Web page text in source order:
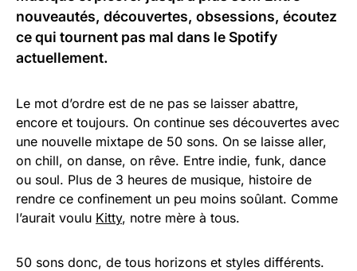
nouveautés, découvertes, obsessions, écoutez
ce qui tournent pas mal dans leSpotify
actuellement.
Le mot d’ordre est de ne pas se laisser abattre,
encore et toujours. On continue ses découvertes avec
une nouvelle mixtape de 50 sons. On se laisse aller,
on chill, on danse, on rêve. Entre indie, funk, dance
ou soul. Plus de 3 heures de musique, histoire de
rendre ce confinement un peu moins soûlant. Comme
l’aurait voulu Kitty, notre mère à tous.
50 sons donc, de tous horizons et styles différents.